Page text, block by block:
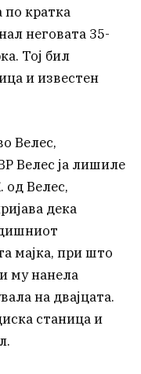
по кратка
неговата 35-
Тој бил
и известен
Велес,
Велес ја лишиле
од Велес,
дека
мајка, при што
му нанела
на двајцата.
станица и